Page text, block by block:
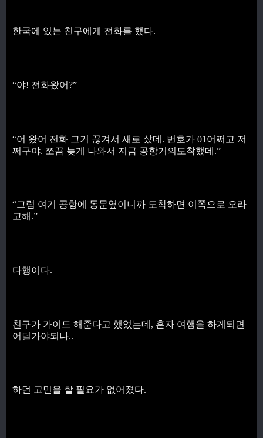
한국에 있는 친구에게 전화를 했다.
“야! 전화왔어?”
“어 왔어 전화 그거 끊겨서 새로 샀데. 번호가 01어쩌고 저
쩌구야. 쪼끔 늦게 나와서 지금 공항거의도착했데.”
“그럼 여기 공항에 동문옆이니까 도착하면 이쪽으로 오라
고해.”
다행이다.
친구가 가이드 해준다고 했었는데, 혼자 여행을 하게되면
어딜가야되나..
하던 고민을 할 필요가 없어졌다.